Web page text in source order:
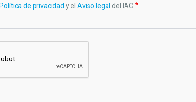
Política de privacidad y el Aviso legal del IAC